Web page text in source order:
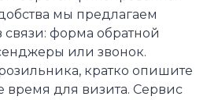
мы предлагаем
связи: форма обратной
или звонок.
кратко опишите
время для визита. Сервис